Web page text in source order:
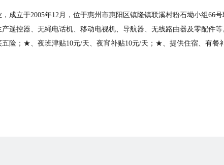
成立于2005年12月，位于惠州市惠阳区镇隆镇联溪村粉石坳小组66
遥控器、无绳电话机、移动电视机、导航器、无线路由器及零配件等
险；★、夜班津贴10元/天、夜宵补贴10元/天；★、提供住宿、有餐